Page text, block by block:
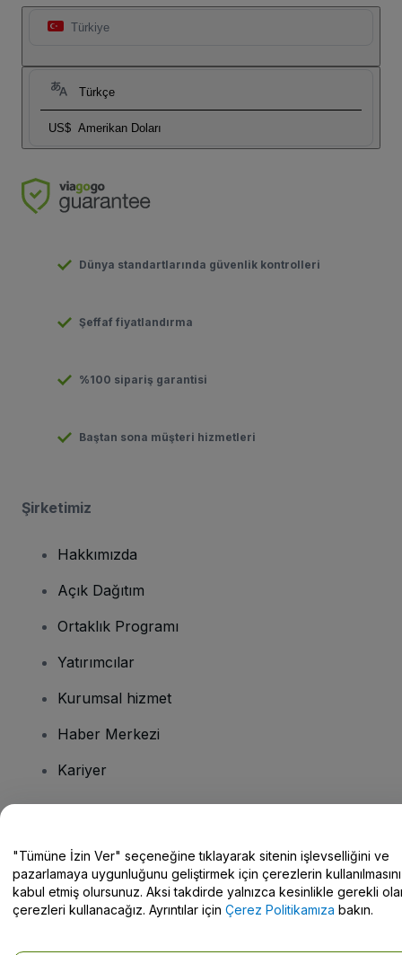
Türkiye
Türkçe
US$ Amerikan Doları
Dünya standartlarında güvenlik kontrolleri
Şeffaf fiyatlandırma
%100 sipariş garantisi
Baştan sona müşteri hizmetleri
Şirketimiz
Hakkımızda
Açık Dağıtım
Ortaklık Programı
Yatırımcılar
Kurumsal hizmet
Haber Merkezi
Kariyer
Yardım Merkezi / Bize Ulaşın
"Tümüne İzin Ver" seçeneğine tıklayarak sitenin işlevselliğini ve
pazarlamaya uygunluğunu geliştirmek için çerezlerin kullanılmasını
kabul etmiş olursunuz. Aksi takdirde yalnızca kesinlikle gerekli
çerezleri kullanacağız. Ayrıntılar için Çerez Politikamıza bakın.